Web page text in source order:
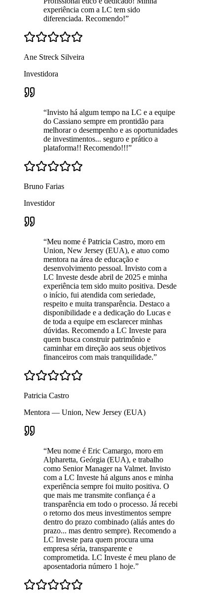
experiência com a LC tem sido
diferenciada. Recomendo!”
Ane Streck Silveira
Investidora
“Invisto há algum tempo na LC e a equipe
do Cassiano sempre em prontidão para
melhorar o desempenho e as oportunidades
de investimentos... seguro e prático a
plataforma!! Recomendo!!!”
Bruno Farias
Investidor
“Meu nome é Patricia Castro, moro em
Union, New Jersey (EUA), e atuo como
mentora na área de educação e
desenvolvimento pessoal. Invisto com a
LC Investe desde abril de 2025 e minha
experiência tem sido muito positiva. Desde
o início, fui atendida com seriedade,
respeito e muita transparência. Destaco a
disponibilidade e a dedicação do Lucas e
de toda a equipe em esclarecer minhas
dúvidas. Recomendo a LC Investe para
quem busca construir patrimônio e
caminhar em direção aos seus objetivos
financeiros com mais tranquilidade.”
Patricia Castro
Mentora — Union, New Jersey (EUA)
“Meu nome é Eric Camargo, moro em
Alpharetta, Geórgia (EUA), e trabalho
como Senior Manager na Valmet. Invisto
com a LC Investe há alguns anos e minha
experiência sempre foi muito positiva. O
que mais me transmite confiança é a
transparência em todo o processo. Já recebi
o retorno dos meus investimentos sempre
dentro do prazo combinado (aliás antes do
prazo... mas dentro sempre). Recomendo a
LC Investe para quem procura uma
empresa séria, transparente e
comprometida. LC Investe é meu plano de
aposentadoria número 1 hoje.”